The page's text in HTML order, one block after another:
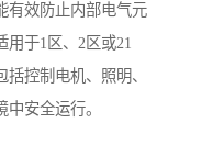
有效防止内部电气元
用于1区、2区或21
控制电机、照明、
安全运行。